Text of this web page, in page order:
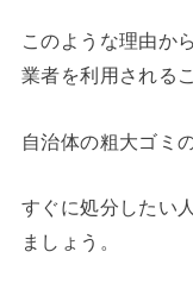
このような理由か
業者を利用される
自治体の粗大ゴミ
すぐに処分したい
ましょう。